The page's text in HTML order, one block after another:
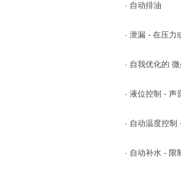
· 自动排油
· 泄漏 - 在压力
· 自我优化的 微
· 液位控制 - 声
· 自动温度控制 -
· 自动补水 - 限制